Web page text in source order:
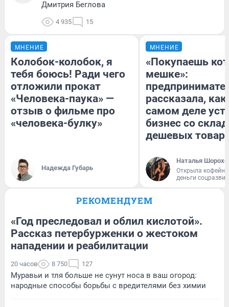
Дмитрия Беглова
4 935 15
МНЕНИЕ
Колобок-колобок, я
тебя боюсь! Ради чего
отложили прокат
«Человека-паука» —
отзыв о фильме про
«человека-булку»
Надежда Губарь
МНЕНИЕ
«Покупаешь
мешке»:
рассказала, как
самом деле
бизнес со
дешевых
Наталья
Открыла
деньги
РЕКОМЕНДУЕМ
«Год преследовал и облил кислотой».
Рассказ петербурженки о жестоком
нападении и реабилитации
20 часов 8 750 127
Муравьи и тля больше не сунут носа в ваш огород:
народные способы борьбы с вредителями без химии